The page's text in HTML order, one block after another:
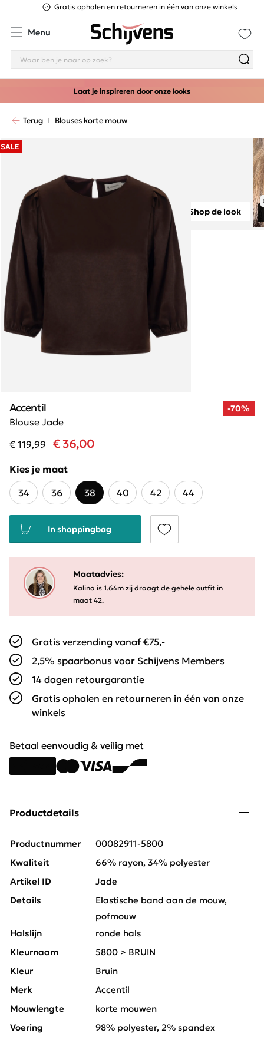
Gratis ophalen en retourneren in één van onze winkels
Menu
Laat je inspireren door onze looks
Terug Blouses korte mouw
SALE
Shop de look
-70%
Blouse Jade
Accentil
€ 119,99 € 36,00
Kies je maat
34
36 38 40 42 44
In shoppingbag
Maatadvies:
Kalina is 1.64m zij draagt de gehele outfit in
maat 42.
Gratis verzending vanaf €75,-
2,5% spaarbonus voor Schijvens Members
14 dagen retourgarantie
Gratis ophalen en retourneren in één van onze
winkels
Betaal eenvoudig & veilig met
Productdetails
Productnummer
00082911-5800
Kwaliteit
66% rayon, 34% polyester
Artikel ID
Jade
Details
Elastische band aan de mouw,
pofmouw
Halslijn
ronde hals
Kleurnaam
5800 > BRUIN
Kleur
Bruin
Merk
Accentil
Mouwlengte
korte mouwen
Voering
98% polyester, 2% spandex